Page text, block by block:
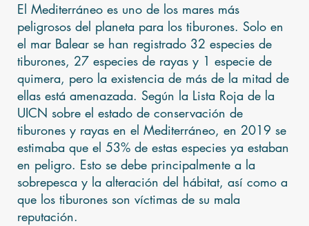
El Mediterráneo es uno de los mares más
peligrosos del planeta para los tiburones. Solo en
el mar Balear se han registrado 32 especies de
tiburones, 27 especies de rayas y 1 especie de
quimera, pero la existencia de más de la mitad de
ellas está amenazada. Según la Lista Roja de la
UICN sobre el estado de conservación de
tiburones y rayas en el Mediterráneo, en 2019 se
estimaba que el 53% de estas especies ya estaban
en peligro. Esto se debe principalmente a la
sobrepesca y la alteración del hábitat, así como a
que los tiburones son víctimas de su mala
reputación.